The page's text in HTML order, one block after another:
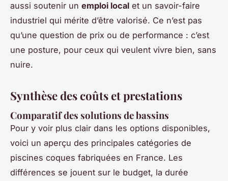
aussi soutenir un emploi local et un savoir-faire
industriel qui mérite d’être valorisé. Ce n’est pas
qu’une question de prix ou de performance : c’est
une posture, pour ceux qui veulent vivre bien, sans
nuire.
Synthèse des coûts et prestations
Comparatif des solutions de bassins
Pour y voir plus clair dans les options disponibles,
voici un aperçu des principales catégories de
piscines coques fabriquées en France. Les
différences se jouent sur le budget, la durée